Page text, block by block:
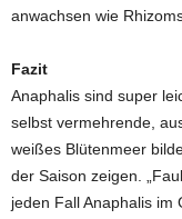
anwachsen wie
Fazit
Anaphalis sind super
selbst vermehrende,
weißes Blütenmeer
der Saison zeigen.
jeden Fall Anaphalis im